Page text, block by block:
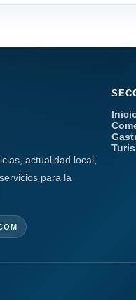
actualidad local,
para la